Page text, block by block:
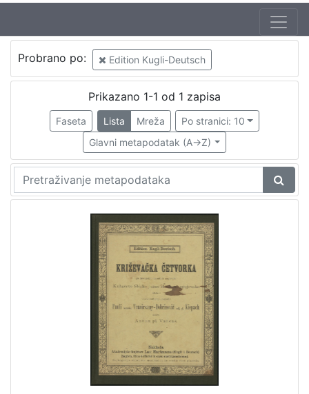
Jezik
hrvatski
Zbirka
Notni zapisi
1
Probrano po: Edition Kugli-Deutsch
Prikazano 1-1 od 1 zapisa
Faseta Lista Mreža
Po stranici: 10
Glavni metapodatak (A->Z)